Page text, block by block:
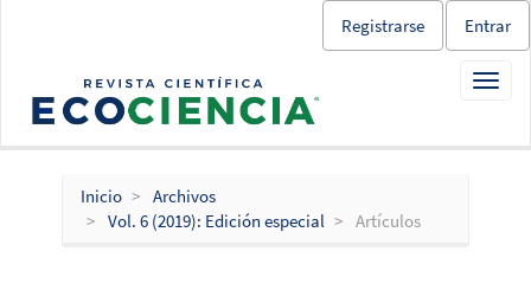
Navegación
principal
Contenido
Registrarse Entrar
Inicio
Archivos
Vol. 6 (2019): Edición especial
Artículos